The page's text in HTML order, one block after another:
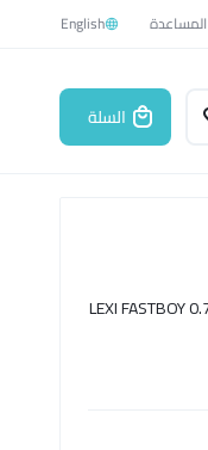
English
السلة